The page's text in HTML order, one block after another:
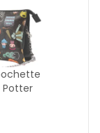
Potter